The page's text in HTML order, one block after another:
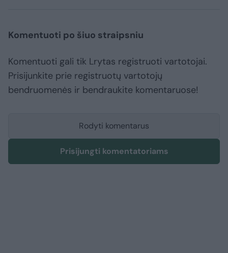
Komentuoti po šiuo straipsniu
Komentuoti gali tik Lrytas registruoti vartotojai.
Prisijunkite prie registruotų vartotojų
bendruomenės ir bendraukite komentaruose!
Rodyti komentarus
Prisijungti komentatoriams